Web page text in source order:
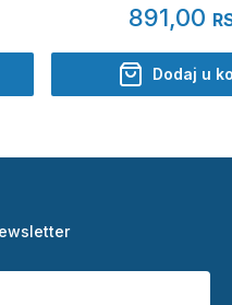
891,00
Dodaj u